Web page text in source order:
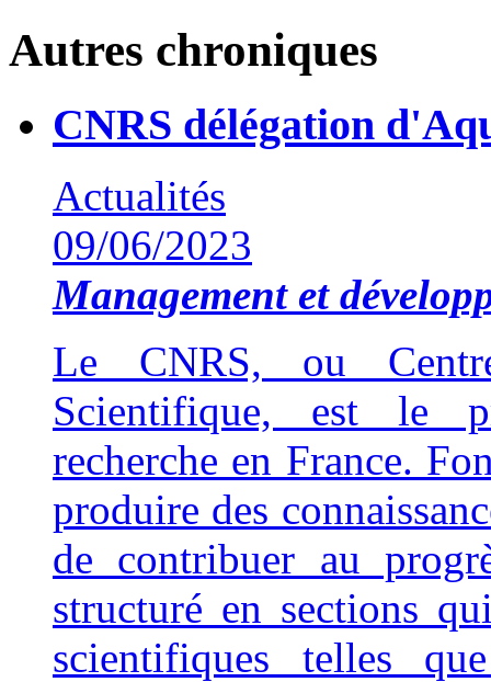
Autres chroniques
CNRS délégation
Actualités
09/06/2023
Management et
Le CNRS, ou
Scientifique, est le
recherche en France.
produire des
de contribuer au
structuré en sections
scientifiques telles